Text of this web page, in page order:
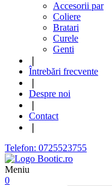
Accesorii par
Coliere
Bratari
Curele
Genti
Întrebări frecvente
Despre noi
Contact
Telefon: 0725523755
Meniu
0